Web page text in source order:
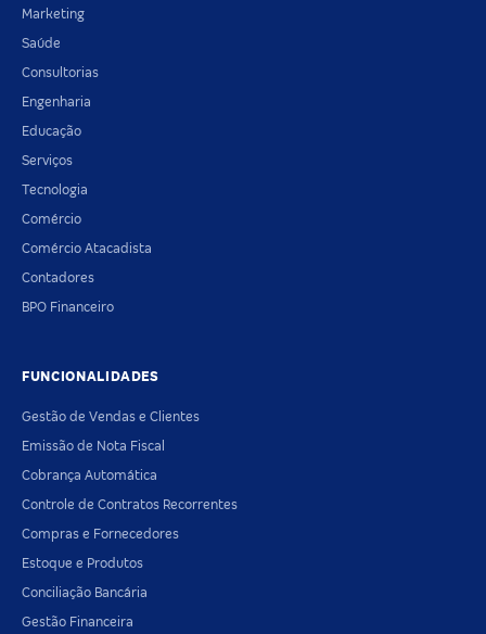
Marketing
Saúde
Consultorias
Engenharia
Educação
Serviços
Tecnologia
Comércio
Comércio Atacadista
Contadores
BPO Financeiro
FUNCIONALIDADES
Gestão de Vendas e Clientes
Emissão de Nota Fiscal
Cobrança Automática
Controle de Contratos Recorrentes
Compras e Fornecedores
Estoque e Produtos
Conciliação Bancária
Gestão Financeira